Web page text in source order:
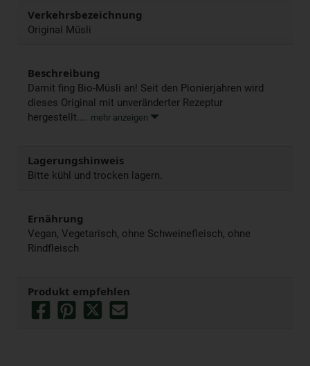
Verkehrsbezeichnung
Original Müsli
Beschreibung
Damit fing Bio-Müsli an! Seit den Pionierjahren wird
dieses Original mit unveränderter Rezeptur
hergestellt.... mehr anzeigen
Lagerungshinweis
Bitte kühl und trocken lagern.
Ernährung
Vegan, Vegetarisch, ohne Schweinefleisch, ohne
Rindfleisch
Produkt empfehlen